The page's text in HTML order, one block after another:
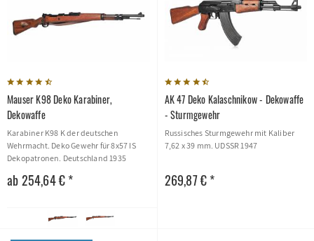
Mauser K98 Deko Karabiner,
Dekowaffe
Karabiner K98 K der deutschen
Wehrmacht. Deko Gewehr für 8x57 IS
Dekopatronen. Deutschland 1935
ab 254,64 € *
AK 47 Deko Kalaschnikow - Dekowaffe
- Sturmgewehr
Russisches Sturmgewehr mit Kaliber
7,62 x 39 mm. UDSSR 1947
269,87 € *